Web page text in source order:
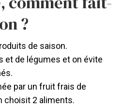
on ?
de saison.
et de légumes et on évite
par un fruit frais de
choisit 2 aliments.